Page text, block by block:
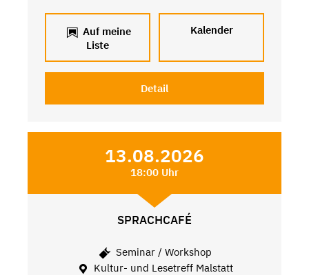
Auf meine
Liste
Kalender
Detail
13.08.2026
18:00 Uhr
SPRACHCAFÉ
Seminar / Workshop
Kultur- und Lesetreff Malstatt